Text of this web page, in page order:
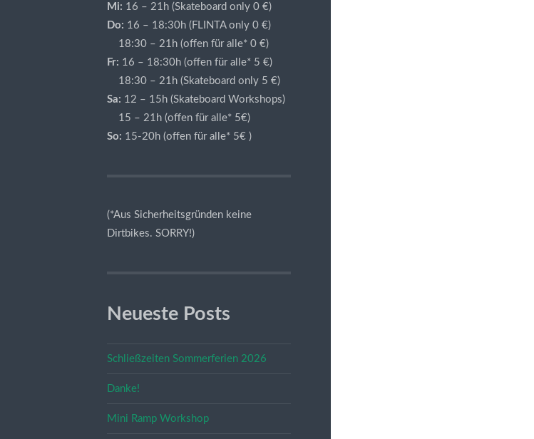
Mi: 16 – 21h (Skateboard only 0 €)
Do: 16 – 18:30h (FLINTA only 0 €)
18:30 – 21h (offen für alle* 0 €)
Fr: 16 – 18:30h (offen für alle* 5 €)
18:30 – 21h (Skateboard only 5 €)
Sa: 12 – 15h (Skateboard Workshops)
15 – 21h (offen für alle* 5€)
So: 15-20h (offen für alle* 5€ )
(*Aus Sicherheitsgründen keine
Dirtbikes. SORRY!)
Neueste Posts
Schließzeiten Sommerferien 2026
Danke!
Mini Ramp Workshop